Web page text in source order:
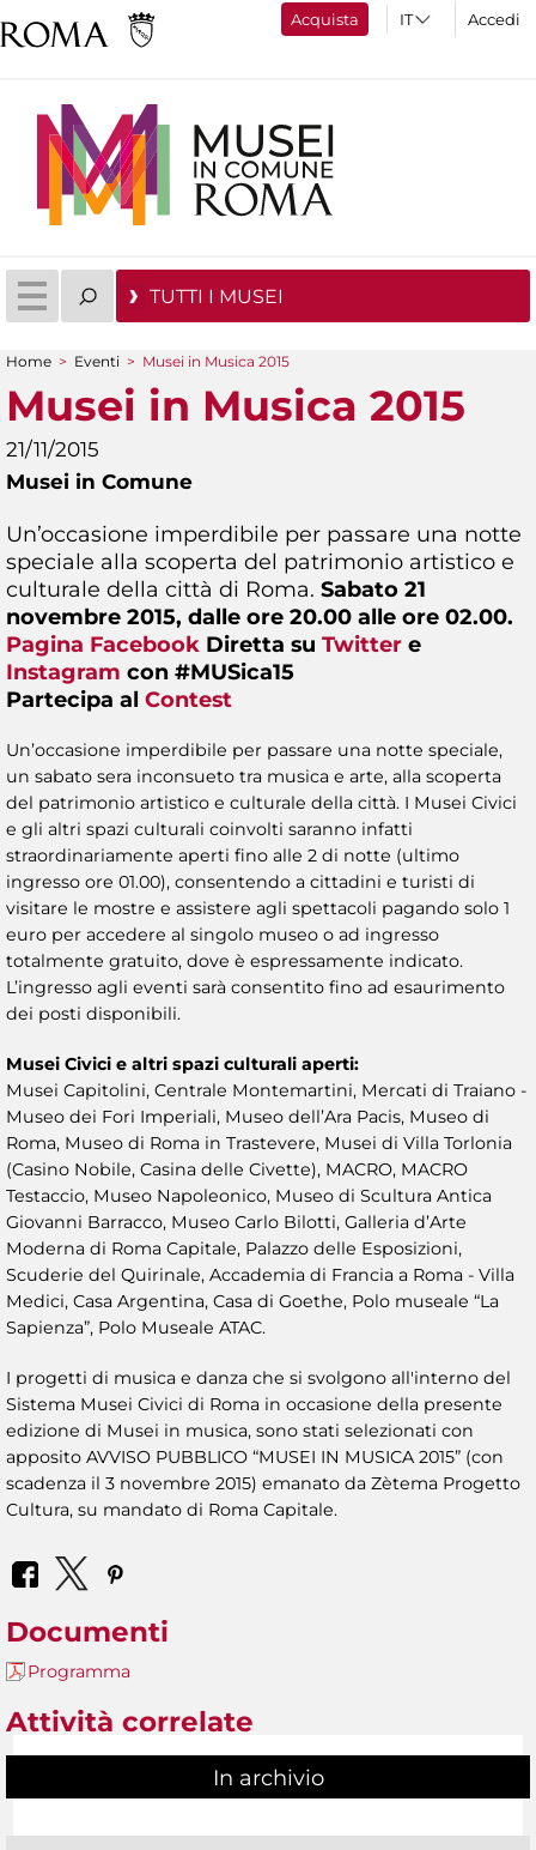
Acquista Accedi
TUTTI I MUSEI
Tu sei qui
Home > Eventi > Musei in Musica 2015
Musei in Musica 2015
21/11/2015
Musei in Comune
Un’occasione imperdibile per passare una notte
speciale alla scoperta del patrimonio artistico e
culturale della città di Roma. Sabato 21
novembre 2015, dalle ore 20.00 alle ore 02.00.
Pagina Facebook Diretta su Twitter e
Instagram con #MUSica15
Partecipa al Contest
Un’occasione imperdibile per passare una notte speciale,
un sabato sera inconsueto tra musica e arte, alla scoperta
del patrimonio artistico e culturale della città. I Musei Civici
e gli altri spazi culturali coinvolti saranno infatti
straordinariamente aperti fino alle 2 di notte (ultimo
ingresso ore 01.00), consentendo a cittadini e turisti di
visitare le mostre e assistere agli spettacoli pagando solo 1
euro per accedere al singolo museo o ad ingresso
totalmente gratuito, dove è espressamente indicato.
L’ingresso agli eventi sarà consentito fino ad esaurimento
dei posti disponibili.
Musei Civici e altri spazi culturali aperti:
Musei Capitolini, Centrale Montemartini, Mercati di Traiano -
Museo dei Fori Imperiali, Museo dell’Ara Pacis, Museo di
Roma, Museo di Roma in Trastevere, Musei di Villa Torlonia
(Casino Nobile, Casina delle Civette), MACRO, MACRO
Testaccio, Museo Napoleonico, Museo di Scultura Antica
Giovanni Barracco, Museo Carlo Bilotti, Galleria d’Arte
Moderna di Roma Capitale, Palazzo delle Esposizioni,
Scuderie del Quirinale, Accademia di Francia a Roma - Villa
Medici, Casa Argentina, Casa di Goethe, Polo museale “La
Sapienza”, Polo Museale ATAC.
I progetti di musica e danza che si svolgono all'interno del
Sistema Musei Civici di Roma in occasione della presente
edizione di Musei in musica, sono stati selezionati con
apposito AVVISO PUBBLICO “MUSEI IN MUSICA 2015” (con
scadenza il 3 novembre 2015) emanato da Zètema Progetto
Cultura, su mandato di Roma Capitale.
Documenti
Programma
Attività correlate
In archivio